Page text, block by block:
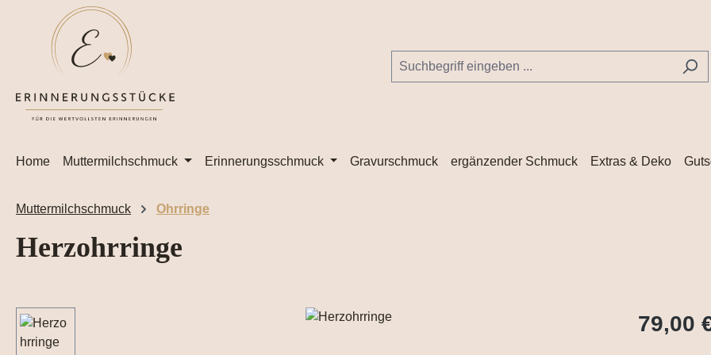
Hauptinhalt springen
Zur Suche springen
Zur Hauptnavigation springen
Home Muttermilchschmuck Erinnerungsschmuck Gravurschmuck ergänzender Schmuck Extras & Deko
Muttermilchschmuck Ohrringe
Herzohrringe
Bildergalerie überspringen 79,00